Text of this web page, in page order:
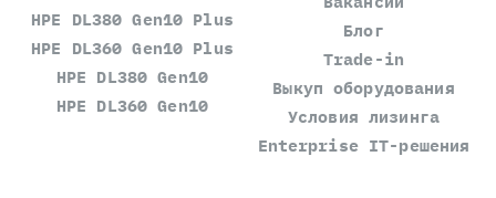
HPE DL380 Gen10 Plus
HPE DL360 Gen10 Plus
HPE DL380 Gen10
HPE DL360 Gen10
Блог
Trade-in
Выкуп оборудования
Условия лизинга
Enterprise IT-решения